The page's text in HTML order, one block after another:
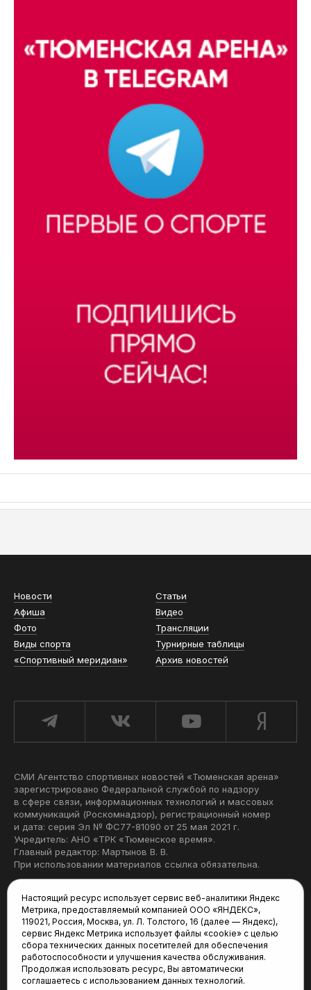
Новости
Статьи
Афиша
Видео
Фото
Трансляции
Виды спорта
Турнирные таблицы
«Спортивный меридиан»
Архив новостей
СМИ Агентство спортивных новостей «Тюменская арена»
зарегистрировано Федеральной службой по надзору
в сфере связи, информационных технологий и массовых
коммуникаций (Роскомнадзор), регистрационный номер
и дата: серия Эл № ФС77-81090 от 25 мая 2021 г.
Учредитель: АНО «ТРК «Тюменское время».
Главный редактор: Мартынов В. В.
При использовании материалов ссылка обязательна.
Редакция:
625035, Тюмень, пр. Геологоразведчиков, 28А
(3452) 68-22-28
tum-arena@mail.ru
Отдел продаж:
Настоящий ресурс использует сервис веб-аналитики Яндекс
Метрика, предоставляемый компанией ООО «ЯНДЕКС»,
119021, Россия, Москва, ул. Л. Толстого, 16 (далее — Яндекс),
сервис Яндекс Метрика использует файлы «cookie» с целью
сбора технических данных посетителей для обеспечения
работоспособности и улучшения качества обслуживания.
Продолжая использовать ресурс, Вы автоматически
соглашаетесь с использованием данных технологий.